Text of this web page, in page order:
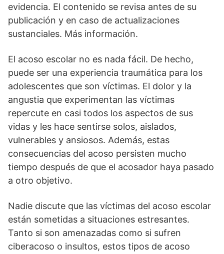
evidencia. El contenido se revisa antes de su
publicación y en caso de actualizaciones
sustanciales. Más información.
El acoso escolar no es nada fácil. De hecho,
puede ser una experiencia traumática para los
adolescentes que son víctimas. El dolor y la
angustia que experimentan las víctimas
repercute en casi todos los aspectos de sus
vidas y les hace sentirse solos, aislados,
vulnerables y ansiosos. Además, estas
consecuencias del acoso persisten mucho
tiempo después de que el acosador haya pasado
a otro objetivo.
Nadie discute que las víctimas del acoso escolar
están sometidas a situaciones estresantes.
Tanto si son amenazadas como si sufren
ciberacoso o insultos, estos tipos de acoso